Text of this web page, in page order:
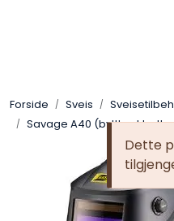
Dette
Forside Sveis
Savage A40 (byttbart
Pakning
Automasjon